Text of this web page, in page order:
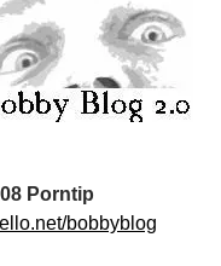
Porntip
bobbyblog